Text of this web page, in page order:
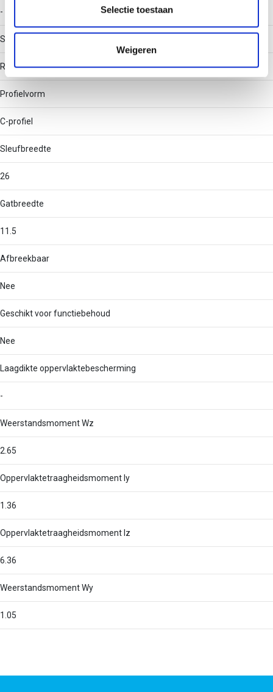
partners kunnen deze gegevens combineren met andere
informatie die u aan ze heeft verstrekt of die ze hebben
verzameld op basis van uw gebruik van hun services.
Selectie toestaan
Weigeren
-
Soort perforatie
Rug geperforeerd
Profielvorm
C-profiel
Sleufbreedte
26
Gatbreedte
11.5
Afbreekbaar
Nee
Geschikt voor functiebehoud
Nee
Laagdikte oppervlaktebescherming
-
Weerstandsmoment Wz
2.65
Oppervlaktetraagheidsmoment Iy
1.36
Oppervlaktetraagheidsmoment Iz
6.36
Weerstandsmoment Wy
1.05